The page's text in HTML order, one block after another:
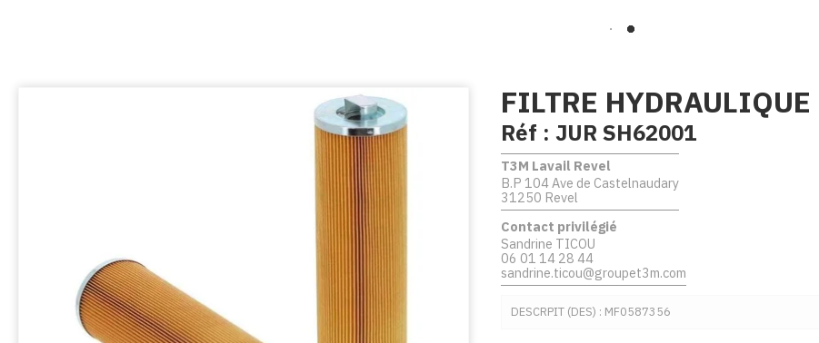
FILTRE HYDRAULIQUE
Réf : JUR SH62001
DESCRPIT (DES) : MF0587356
T3M Lavail Revel
B.P 104 Ave de Castelnaudary
31250 Revel
Contact privilégié
Sandrine TICOU
06 01 14 28 44
sandrine.ticou@groupet3m.com